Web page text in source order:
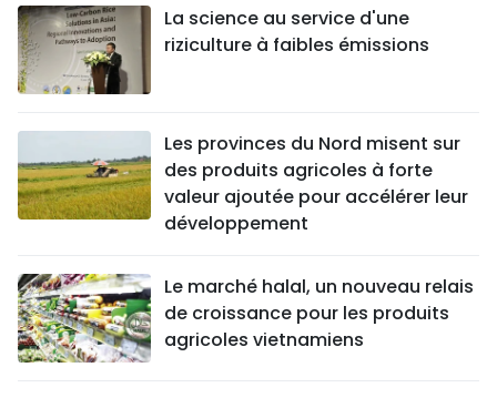
La science au service d'une
riziculture à faibles émissions
Les provinces du Nord misent sur
des produits agricoles à forte
valeur ajoutée pour accélérer leur
développement
Le marché halal, un nouveau relais
de croissance pour les produits
agricoles vietnamiens